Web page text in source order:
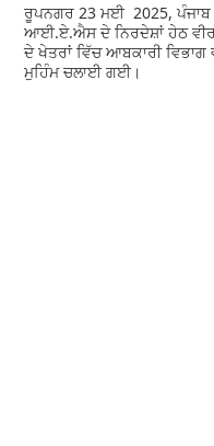
ਰੂਪਨਗਰ 23 ਮਈ 2025,
ਆਈ.ਏ.ਐਸ ਦੇ ਨਿਰਦੇਸ਼ਾਂ ਹੇਠ
ਦੇ ਖੇਤਰਾਂ ਵਿੱਚ ਆਬਕਾਰੀ
ਮੁਹਿੰਮ ਚਲਾਈ ਗਈ।